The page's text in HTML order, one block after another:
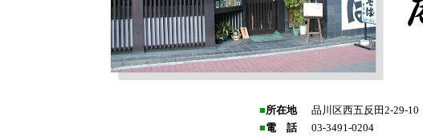
■所在地
品川区西五反田2-29-10
■電 話
03-3491-0204